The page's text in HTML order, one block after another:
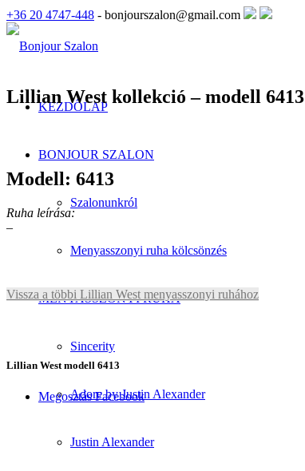
+36 20 4747-448 - bonjourszalon@gmail.com
KEZDŐLAP
BONJOUR SZALON
Szalonunkról
Menyasszonyi ruha kölcsönzés
MENYASSZONYI RUHA
Sincerity
Adore by Justin Alexander
Justin Alexander
Lillian West kollekció – modell 6413
Modell: 6413
Ruha leírása:
–
Vissza a többi Lillian West menyasszonyi ruhához
Lillian West modell 6413
Megosztás Facebook